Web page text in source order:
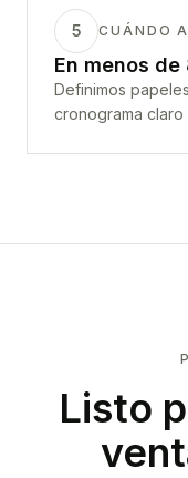
5 CUÁNDO
En menos de
Definimos
cronograma
Listo